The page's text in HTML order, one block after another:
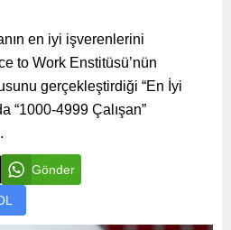
en iyi işverenlerini
to Work Enstitüsü’nün
gerçekleştirdiği “En İyi
“1000-4999 Çalışan”
Gönder